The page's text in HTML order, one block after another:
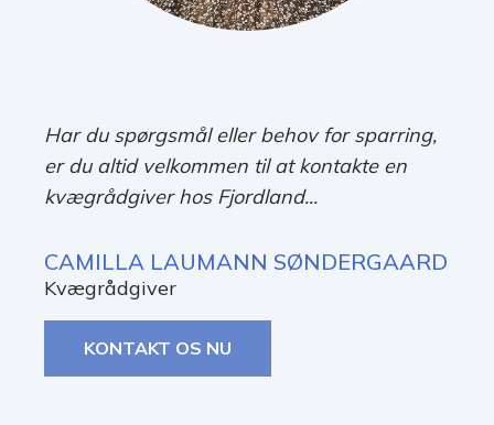
Har du spørgsmål eller behov for sparring,
er du altid velkommen til at kontakte en
kvægrådgiver hos Fjordland...
CAMILLA LAUMANN SØNDERGAARD
Kvægrådgiver
KONTAKT OS NU